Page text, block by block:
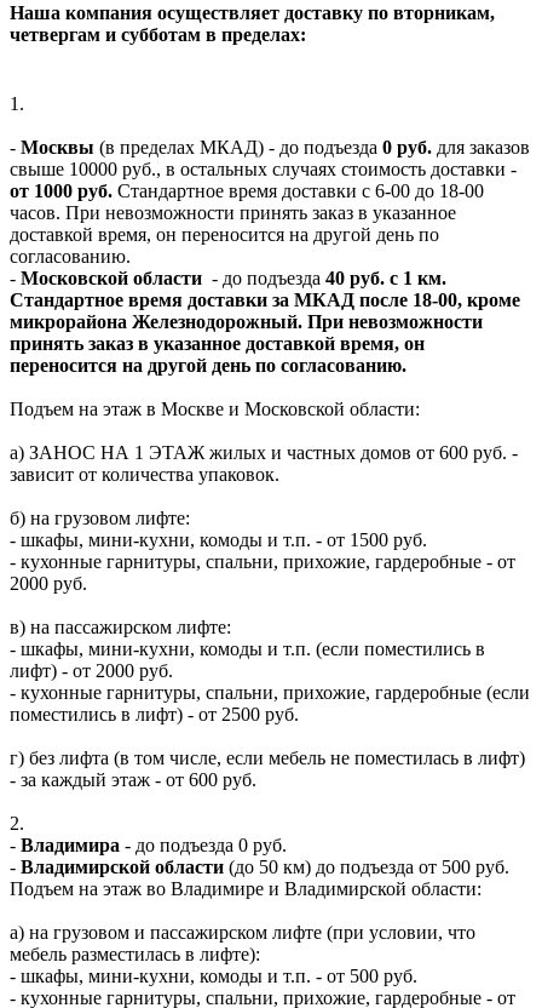
Наша компания осуществляет доставку по вторникам,
четвергам и субботам в пределах:
1.
- Москвы (в пределах МКАД) - до подъезда 0 руб. для заказов
свыше 10000 руб., в остальных случаях стоимость доставки -
от 1000 руб. Стандартное время доставки с 6-00 до 18-00
часов. При невозможности принять заказ в указанное
доставкой время, он переносится на другой день по
согласованию.
- Московской области - до подъезда 40 руб. с 1 км.
Стандартное время доставки за МКАД после 18-00, кроме
микрорайона Железнодорожный. При невозможности
принять заказ в указанное доставкой время, он
переносится на другой день по согласованию.
Подъем на этаж в Москве и Московской области:
а) ЗАНОС НА 1 ЭТАЖ жилых и частных домов от 600 руб. -
зависит от количества упаковок.
б) на грузовом лифте:
- шкафы, мини-кухни, комоды и т.п. - от 1500 руб.
- кухонные гарнитуры, спальни, прихожие, гардеробные - от
2000 руб.
в) на пассажирском лифте:
- шкафы, мини-кухни, комоды и т.п. (если поместились в
лифт) - от 2000 руб.
- кухонные гарнитуры, спальни, прихожие, гардеробные (если
поместились в лифт) - от 2500 руб.
г) без лифта (в том числе, если мебель не поместилась в лифт)
- за каждый этаж - от 600 руб.
2.
- Владимира - до подъезда 0 руб.
- Владимирской области (до 50 км) до подъезда от 500 руб.
Подъем на этаж во Владимире и Владимирской области:
а) на грузовом и пассажирском лифте (при условии, что
мебель разместилась в лифте):
- шкафы, мини-кухни, комоды и т.п. - от 500 руб.
- кухонные гарнитуры, спальни, прихожие, гардеробные - от